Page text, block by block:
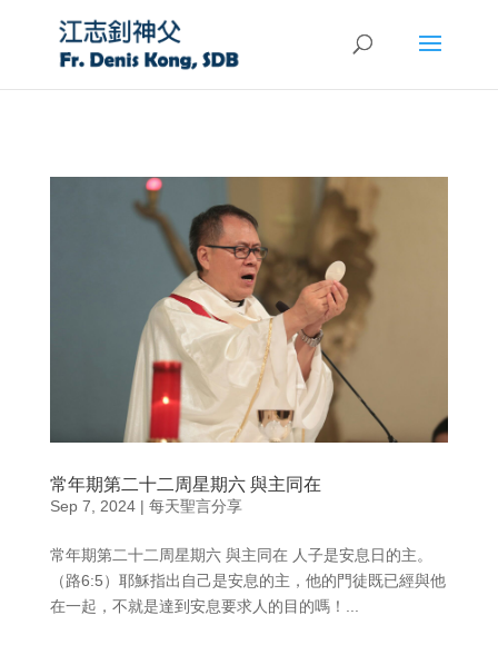
常年期第二十二周星期六 與主同在
Sep 7, 2024| 每天聖言分享
常年期第二十二周星期六 與主同在 人子是安息日的主。
（路6:5）耶穌指出自己是安息的主，他的門徒既已經與他
在一起，不就是達到安息要求人的目的嗎！...